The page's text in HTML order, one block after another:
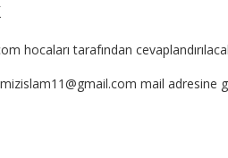
hocaları tarafından
mail adresine